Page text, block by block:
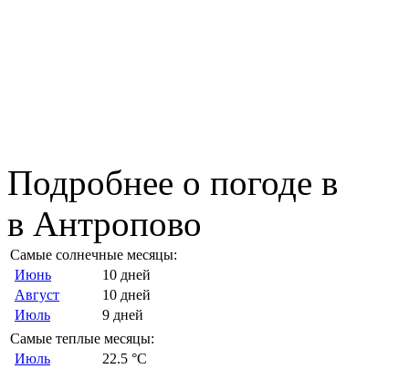
Подробнее о погоде в
в Антропово
Самые солнечные месяцы:
Июнь
10 дней
Август
10 дней
Июль
9 дней
Самые теплые месяцы:
Июль
22.5 °C